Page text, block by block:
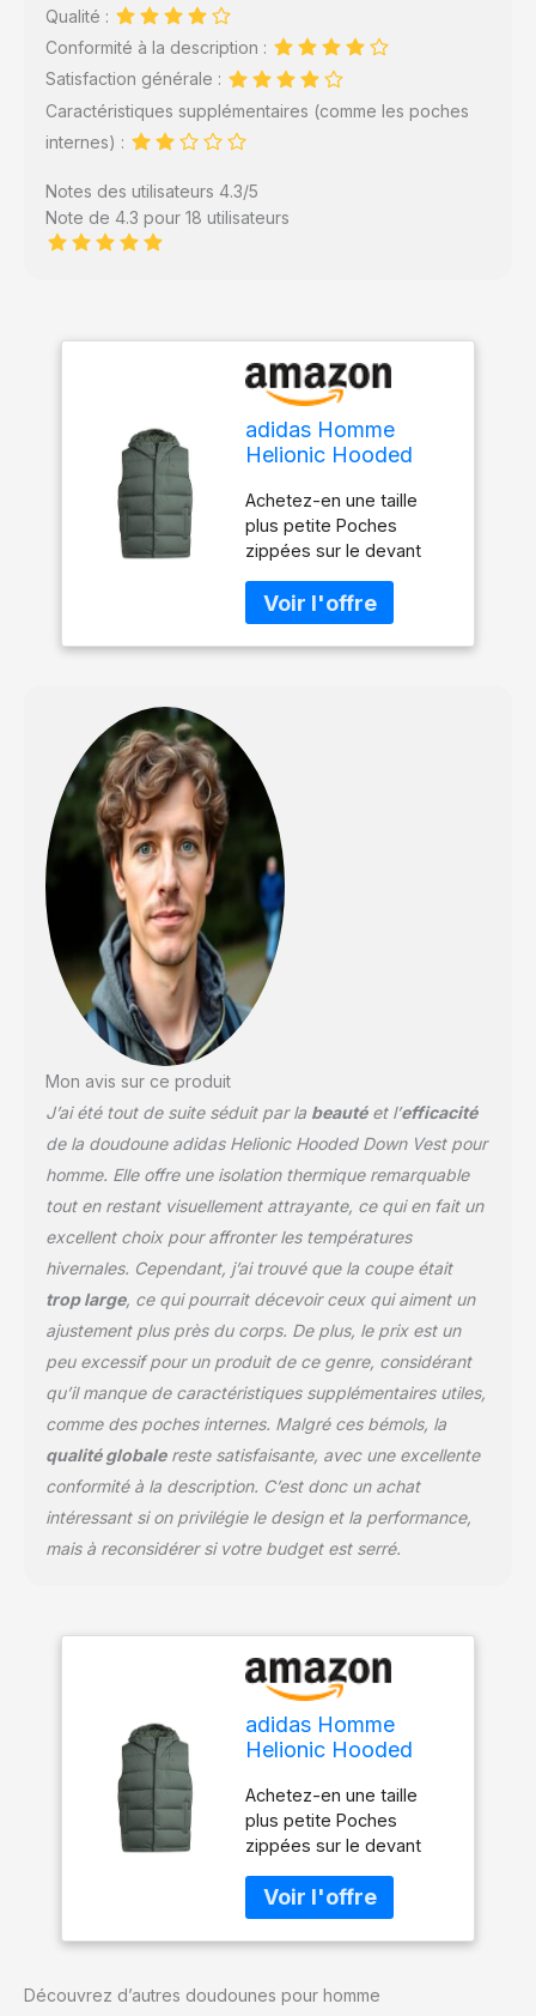
Qualité :
Conformité à la description :
Satisfaction générale :
Caractéristiques supplémentaires (comme les poches
internes) :
Notes des utilisateurs 4.3/5
Note de 4.3 pour 18 utilisateurs
adidas Homme
Helionic Hooded
Oxide, L
Achetez-en une taille
plus petite Poches
zippées sur le devant
bordure élastique sur les
côtés
Mon avis sur ce produit
J’ai été tout de suite séduit par la beautéet l’efficacité
de la doudoune adidas Helionic Hooded Down Vest pour
homme. Elle offre une isolation thermique remarquable
tout en restant visuellement attrayante, ce qui en fait un
excellent choix pour affronter les températures
hivernales. Cependant, j’ai trouvé que la coupe était
trop large, ce qui pourrait décevoir ceux qui aiment un
ajustement plus près du corps. De plus, le prix est un
peu excessif pour un produit de ce genre, considérant
qu’il manque de caractéristiques supplémentaires utiles,
comme des poches internes. Malgré ces bémols, la
qualité globalereste satisfaisante, avec une excellente
conformité à la description. C’est donc un achat
intéressant si on privilégie le design et la performance,
mais à reconsidérer si votre budget est serré.
adidas Homme
Helionic Hooded
Oxide, L
Achetez-en une taille
plus petite Poches
zippées sur le devant
bordure élastique sur les
côtés
Découvrez d’autres doudounes pour homme